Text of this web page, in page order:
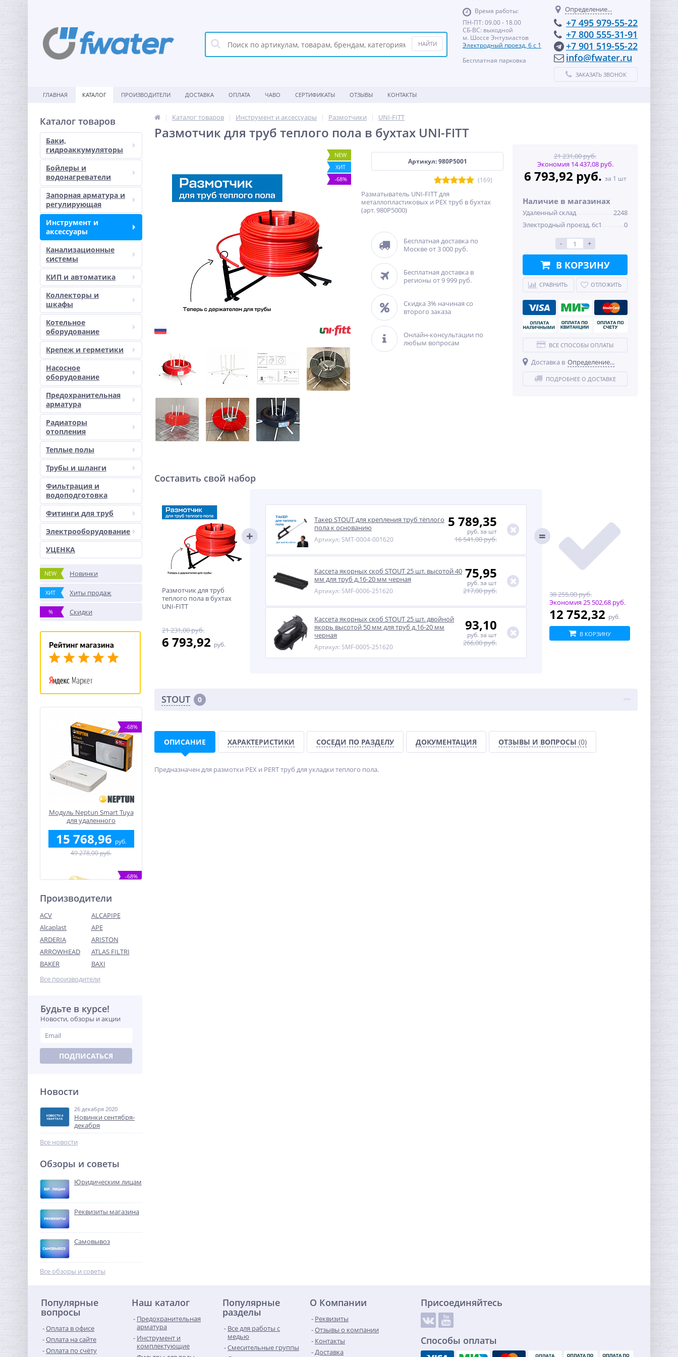
Время работы:
ПН-ПТ: 09.00 - 18.00
СБ-ВС: выходной
м. Шоссе Энтузиастов
Электродный проезд, 6 с 1
Бесплатная парковка
Определение...
+7 495 979-55-22
+7 800 555-31-91
+7 901 519-55-22
info@fwater.ru
ЗАКАЗАТЬ ЗВОНОК
ГЛАВНАЯ КАТАЛОГ ПРОИЗВОДИТЕЛИ ДОСТАВКА ОПЛАТА ЧАВО СЕРТИФИКАТЫ ОТЗЫВЫ КОНТАКТЫ
Каталог товаров
Баки,
гидроаккумуляторы
Бойлеры и
водонагреватели
Запорная арматура и
регулирующая
Инструмент и
аксессуары
Канализационные
системы
КИП и автоматика
Коллекторы и
шкафы
Котельное
оборудование
Крепеж и герметики
Насосное
оборудование
Предохранительная
арматура
Радиаторы
отопления
Теплые полы
Трубы и шланги
Фильтрация и
водоподготовка
Фитинги для труб
Электрооборудование
УЦЕНКА
NEW Новинки
ХИТ Хиты продаж
% Скидки
-68%
Модуль Neptun Smart Tuya
для удаленного
управления
15 768,96 руб.
49 278,00 руб.
-68%
Переходник резьбовой
3/4" x 1/2" ВН латунь UNI-
FITT
154,24
Кран шаровый с
электроприводом
BugattiPro 220В 1"1/2
16 325,12
Предохранительный
клапан 1/2х3/4 ROMMER
для систем водоснабжения
1 012,00 руб.
-68%
Производители
ACV
ALCAPIPE
Alcaplast
APE
ARDERIA
ARISTON
ARROWHEAD
ATLAS FILTRI
BAKER
BAXI
Все производители
Будьте в курсе!
Новости, обзоры и акции
ПОДПИСАТЬСЯ
Новости
26 декабря 2020
Новинки сентября-
декабря
Все новости
Обзоры и советы
Юридическим лицам
Реквизиты магазина
Самовывоз
Все обзоры и советы
Каталог товаров Инструмент и аксессуары Размотчики UNI-FITT
Размотчик для труб теплого пола в бухтах UNI-FITT
NEW
ХИТ
-68%
Артикул: 980P5001
(169)
Разматыватель UNI-FITT для
металлопластиковых и PEX труб в бухтах
(арт. 980P5000)
Бесплатная доставка по
Москве от 3 000 руб.
Бесплатная доставка в
регионы от 9 999 руб.
Скидка 3% начиная со
второго заказа
Онлайн-консультации по
любым вопросам
21 231,00 руб.
Экономия 14 437,08 руб.
6 793,92 руб. за 1 шт
Наличие в магазинах
Удаленный склад
2248
Электродный проезд, 6с1
0
- +
В КОРЗИНУ
СРАВНИТЬ ОТЛОЖИТЬ
ВСЕ СПОСОБЫ ОПЛАТЫ
Доставка в Определение...
ПОДРОБНЕЕ О ДОСТАВКЕ
Составить свой набор
Размотчик для труб
теплого пола в бухтах
UNI-FITT
21 231,00 руб.
6 793,92 руб.
Такер STOUT для крепления труб тёплого
пола к основанию
Артикул: SMT-0004-001620
5 789,35
руб. за шт
16 541,00 руб.
Кассета якорных скоб STOUT 25 шт. высотой 40
мм для труб д.16-20 мм черная
Артикул: SMF-0006-251620
75,95
руб. за шт
217,00 руб.
Кассета якорных скоб STOUT 25 шт. двойной
якорь высотой 50 мм для труб д.16-20 мм
черная
Артикул: SMF-0005-251620
93,10
руб. за шт
266,00 руб.
38 255,00 руб.
Экономия25 502,68 руб.
12 752,32 руб.
В КОРЗИНУ
STOUT 0
ОПИСАНИЕ ХАРАКТЕРИСТИКИ СОСЕДИ ПО РАЗДЕЛУ ДОКУМЕНТАЦИЯ ОТЗЫВЫ И ВОПРОСЫ (0)
Предназначен для размотки PEX и PERT труб для укладки теплого пола.
Популярные
вопросы
Оплата в офисе
Оплата на сайте
Оплата по счёту
Наш каталог
Предохранительная
арматура
Инструмент и
комплектующие
Популярные
разделы
Все для работы с
медью
Смесительные группы
О Компании
Реквизиты
Отзывы о компании
Контакты
Доставка
Присоединяйтесь
Способы оплаты